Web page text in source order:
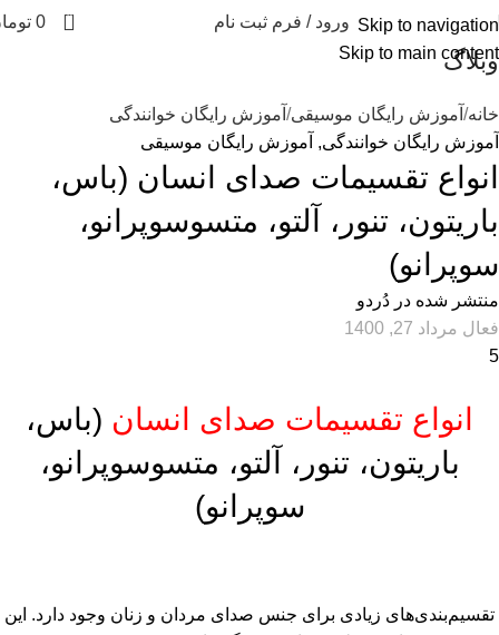
Skip to navigation
Skip to main content
ورود / فرم ثبت نام 0
0
وبلاگ
خانه آموزش رایگان موسیقی آموزش رایگان خوانندگی
آموزش رایگان خوانندگی, آموزش رایگان موسیقی
انواع تقسیمات صدای انسان (باس،
باریتون، تنور، آلتو، متسوسوپرانو،
سوپرانو)
منتشر شده در دُردو
فعال مرداد 27, 1400
5
انواع تقسیمات صدای انسان (باس،
باریتون، تنور، آلتو، متسوسوپرانو،
سوپرانو)
تقسیم‌بندی‌های زیادی برای جنس صدای مردان و زنان وجود دارد. این